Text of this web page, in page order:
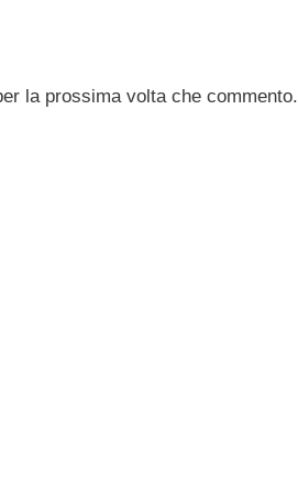
la prossima volta che commento.